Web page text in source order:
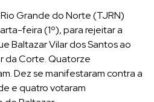
Grande do Norte (TJRN)
feira (1º), para rejeitar a
Baltazar Vilar dos Santos ao
da Corte. Quatorze
Dez se manifestaram contra a
e quatro votaram